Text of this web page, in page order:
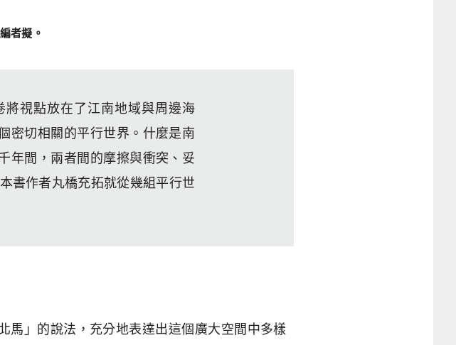
者擬。
視點放在了江南地域與周邊海
密切相關的平行世界。什麼是南
年間，兩者間的摩擦與衝突、妥
書作者丸橋充拓就從幾組平行世
馬」的說法，充分地表達出這個廣大空間中多樣